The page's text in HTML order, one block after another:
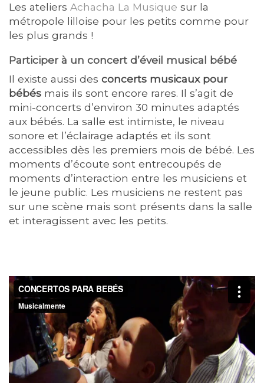
Les ateliers Achacha La Musique sur la
métropole lilloise pour les petits comme pour
les plus grands !
Participer à un concert d’éveil musical bébé
Il existe aussi des concerts musicaux pour
bébés mais ils sont encore rares. Il s’agit de
mini-concerts d’environ 30 minutes adaptés
aux bébés. La salle est intimiste, le niveau
sonore et l’éclairage adaptés et ils sont
accessibles dès les premiers mois de bébé. Les
moments d’écoute sont entrecoupés de
moments d’interaction entre les musiciens et
le jeune public. Les musiciens ne restent pas
sur une scène mais sont présents dans la salle
et interagissent avec les petits.